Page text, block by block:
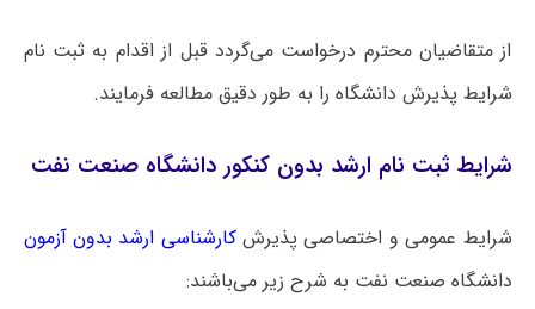
از متقاضیان محترم درخواست می‌گردد قبل از اقدام به ثبت نام
شرایط پذیرش دانشگاه را به طور دقیق مطالعه فرمایند.
شرایط ثبت نام ارشد بدون کنکور دانشگاه صنعت نفت
شرایط عمومی و اختصاصی پذیرشکارشناسی ارشد بدون آزمون
دانشگاه ‌صنعت نفت به شرح زیر می‌باشند: